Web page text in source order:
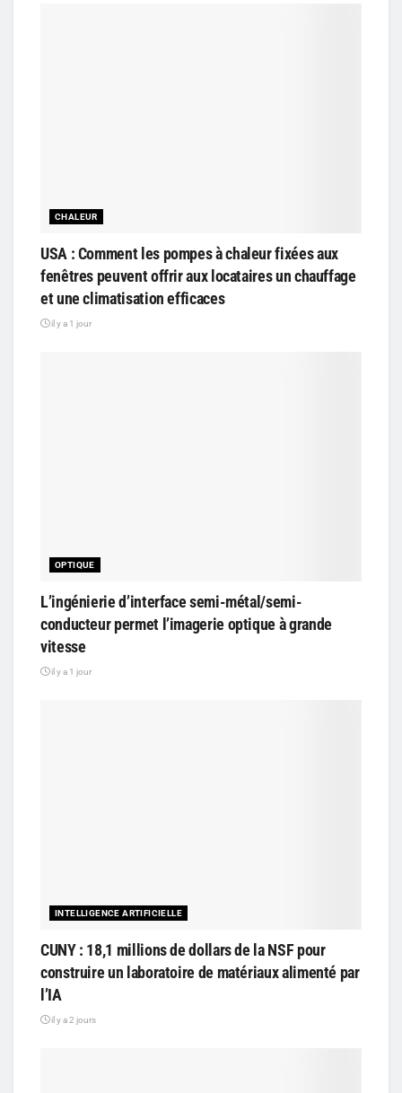
CHALEUR
USA : Comment les pompes à chaleur fixées aux
fenêtres peuvent offrir aux locataires un chauffage
et une climatisation efficaces
il y a 1 jour
OPTIQUE
L’ingénierie d’interface semi-métal/semi-
conducteur permet l’imagerie optique à grande
vitesse
il y a 1 jour
INTELLIGENCE ARTIFICIELLE
CUNY : 18,1 millions de dollars de la NSF pour
construire un laboratoire de matériaux alimenté par
l’IA
il y a 2 jours